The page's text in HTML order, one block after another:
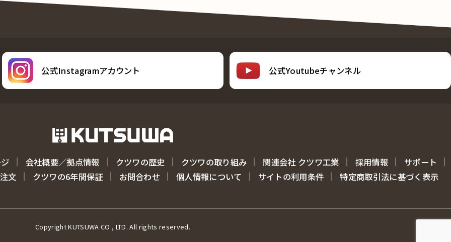
公式Instagramアカウント 公式Youtubeチャンネル
会社概要／拠点情報 クツワの歴史 クツワの取り組み 関連会社 クツワ工業 採用情報
サポート
文
クツワの6年間保証 お問合わせ 個人情報について サイトの利用条件 特定商取引法に基づく表示
Copyright KUTSUWA CO., LTD. All rights reserved.